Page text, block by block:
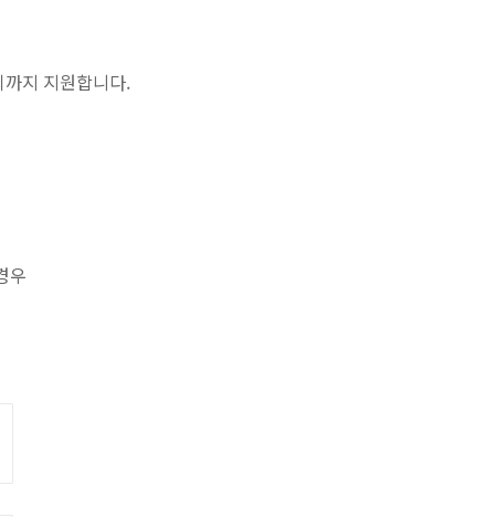
지 지원합니다.
우